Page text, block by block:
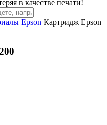
в качестве печати!
Epson Картридж Epson